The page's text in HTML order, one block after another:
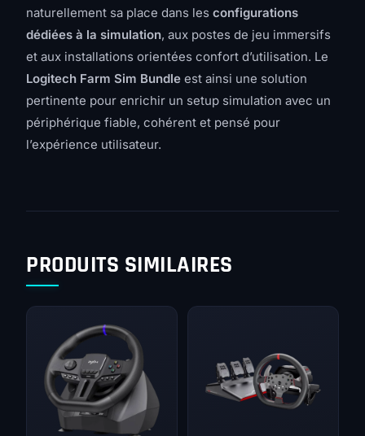
naturellement sa place dans les configurations
dédiées à la simulation, aux postes de jeu immersifs
et aux installations orientées confort d’utilisation. Le
Logitech Farm Sim Bundle est ainsi une solution
pertinente pour enrichir un setup simulation avec un
périphérique fiable, cohérent et pensé pour
l’expérience utilisateur.
PRODUITS SIMILAIRES